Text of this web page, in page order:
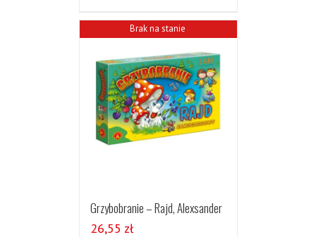
Brak na stanie
Grzybobranie – Rajd, Alexsander
26,55 zł